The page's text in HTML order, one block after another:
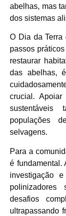
abelhas, mas
dos sistemas
O Dia da Terra
passos
restaurar
das abelhas,
crucial.
sustentáveis
populações
selvagens.
Para a
é fundamental.
investigação
desafios
ultrapassando